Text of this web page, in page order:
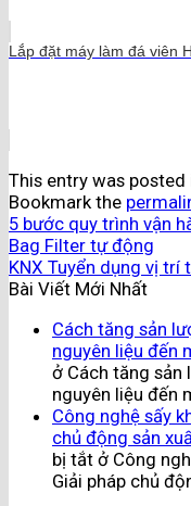
Lắp đặt máy làm đá viên
This entry was posted
Bookmark the
5 bước quy trình vận
Bag Filter tự động
KNX Tuyển dụng vị
Bài Viết Mới Nhất
Cách tăng sản
nguyên liệu đến
ở Cách tăng
nguyên liệu đến
Công nghệ sấy
chủ động sản
bị tắt ở Công
Giải pháp chủ